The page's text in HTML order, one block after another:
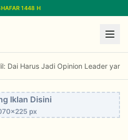
1448 H
Harus Jadi Opinion Leader yang
Iklan Disini
px